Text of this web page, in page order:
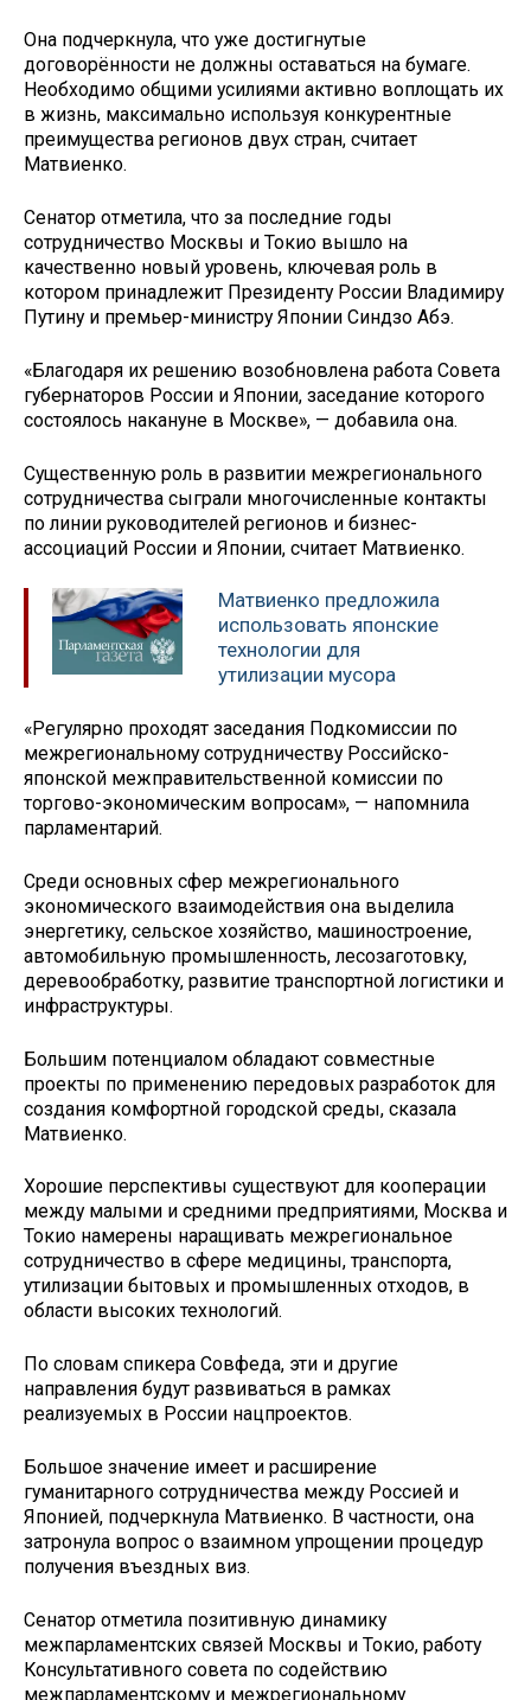
Она подчеркнула, что уже достигнутые
договорённости не должны оставаться на бумаге.
Необходимо общими усилиями активно воплощать их
в жизнь, максимально используя конкурентные
преимущества регионов двух стран, считает
Матвиенко.
Сенатор отметила, что за последние годы
сотрудничество Москвы и Токио вышло на
качественно новый уровень, ключевая роль в
котором принадлежит Президенту России Владимиру
Путину и премьер-министру Японии Синдзо Абэ.
«Благодаря их решению возобновлена работа Совета
губернаторов России и Японии, заседание которого
состоялось накануне в Москве», — добавила она.
Существенную роль в развитии межрегионального
сотрудничества сыграли многочисленные контакты
по линии руководителей регионов и бизнес-
ассоциаций России и Японии, считает Матвиенко.
Матвиенко предложила
использовать японские
технологии для
утилизации мусора
«Регулярно проходят заседания Подкомиссии по
межрегиональному сотрудничеству Российско-
японской межправительственной комиссии по
торгово-экономическим вопросам», — напомнила
парламентарий.
Среди основных сфер межрегионального
экономического взаимодействия она выделила
энергетику, сельское хозяйство, машиностроение,
автомобильную промышленность, лесозаготовку,
деревообработку, развитие транспортной логистики и
инфраструктуры.
Большим потенциалом обладают совместные
проекты по применению передовых разработок для
создания комфортной городской среды, сказала
Матвиенко.
Хорошие перспективы существуют для кооперации
между малыми и средними предприятиями, Москва и
Токио намерены наращивать межрегиональное
сотрудничество в сфере медицины, транспорта,
утилизации бытовых и промышленных отходов, в
области высоких технологий.
По словам спикера Совфеда, эти и другие
направления будут развиваться в рамках
реализуемых в России нацпроектов.
Большое значение имеет и расширение
гуманитарного сотрудничества между Россией и
Японией, подчеркнула Матвиенко. В частности, она
затронула вопрос о взаимном упрощении процедур
получения въездных виз.
Сенатор отметила позитивную динамику
межпарламентских связей Москвы и Токио, работу
Консультативного совета по содействию
межпарламентскому и межрегиональному